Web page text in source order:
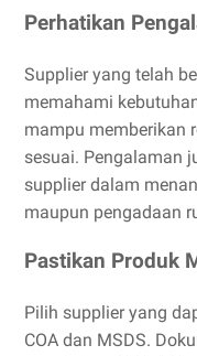
Perhatikan
Supplier yang telah
memahami
mampu memberikan
sesuai. Pengalaman
supplier dalam
maupun pengadaan
Pastikan Produk
Pilih supplier yang
COA dan MSDS.